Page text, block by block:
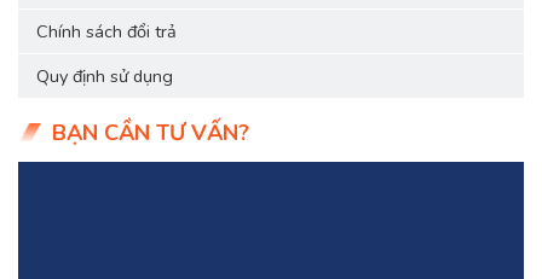
Chính sách đổi trả
Quy định sử dụng
BẠN CẦN TƯ VẤN?